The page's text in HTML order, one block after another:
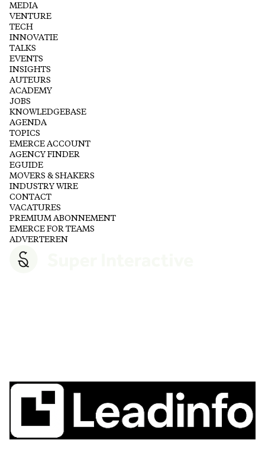
MEDIA
VENTURE
TECH
INNOVATIE
TALKS
EVENTS
INSIGHTS
AUTEURS
ACADEMY
JOBS
KNOWLEDGEBASE
AGENDA
TOPICS
EMERCE ACCOUNT
AGENCY FINDER
EGUIDE
MOVERS & SHAKERS
INDUSTRY WIRE
CONTACT
VACATURES
PREMIUM ABONNEMENT
EMERCE FOR TEAMS
ADVERTEREN